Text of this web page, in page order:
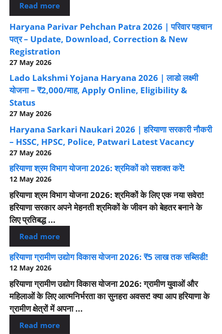
Read more
Haryana Parivar Pehchan Patra 2026 | परिवार पहचान
पत्र – Update, Download, Correction & New
Registration
27 May 2026
Lado Lakshmi Yojana Haryana 2026 | लाडो लक्ष्मी
योजना – ₹2,000/माह, Apply Online, Eligibility &
Status
27 May 2026
Haryana Sarkari Naukari 2026 | हरियाणा सरकारी नौकरी
– HSSC, HPSC, Police, Patwari Latest Vacancy
27 May 2026
हरियाणा श्रम विभाग योजना 2026: श्रमिकों को सशक्त करें!
12 May 2026
हरियाणा श्रम विभाग योजना 2026: श्रमिकों के लिए एक नया सवेरा!
हरियाणा सरकार अपने मेहनती श्रमिकों के जीवन को बेहतर बनाने के
लिए प्रतिबद्ध ...
Read more
हरियाणा ग्रामीण उद्योग विकास योजना 2026: ₹5 लाख तक सब्सिडी!
12 May 2026
हरियाणा ग्रामीण उद्योग विकास योजना 2026: ग्रामीण युवाओं और
महिलाओं के लिए आत्मनिर्भरता का सुनहरा अवसर! क्या आप हरियाणा के
ग्रामीण क्षेत्रों में अपना ...
Read more